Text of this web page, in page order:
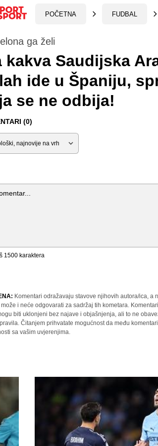
POČETNA FUDBAL
ga želi
kakva Saudijska
ide u Španiju,
se ne odbija!
(0)
1500 karaktera
Komentari odražavaju stavove njihovih autora/ica, a
i neće odgovarati za sadržaj tih kometara.
biti uklonjeni bez najave i objašnjenja, ali to ne
Čitanjem prihvatate mogućnost da među
sa vašim uvjerenjima.